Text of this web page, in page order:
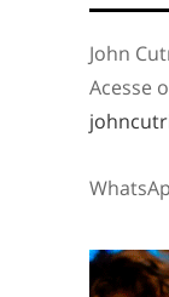
John
Acesse